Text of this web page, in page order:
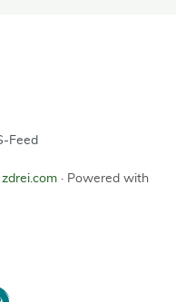
Feed
zdrei.com · Powered with